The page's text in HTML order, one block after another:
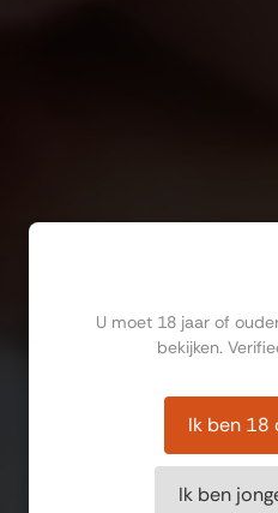
U moet 18 jaar of
bekijken.
Ik ben 18
Ik ben